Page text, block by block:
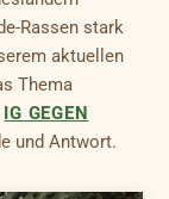
Rassen stark
aktuellen
Thema
IG GEGEN
und Antwort.